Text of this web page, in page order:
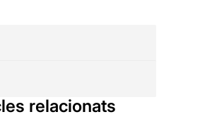
relacionats